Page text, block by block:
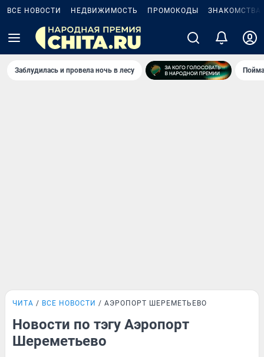
ВСЕ НОВОСТИ НЕДВИЖИМОСТЬ ПРОМОКОДЫ ЗНАКОМСТВА
Заблудилась и провела ночь в лесу
ЧИТА ВСЕ НОВОСТИ АЭРОПОРТ ШЕРЕМЕТЬЕВО
Новости по тэгу Аэропорт
Шереметьево